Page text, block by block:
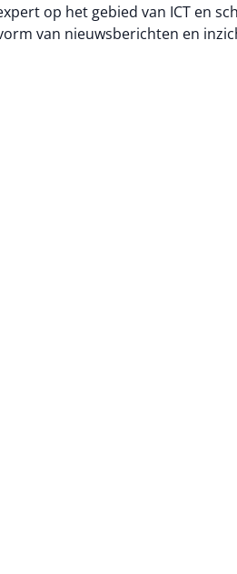
op het gebied van ICT en
van nieuwsberichten en